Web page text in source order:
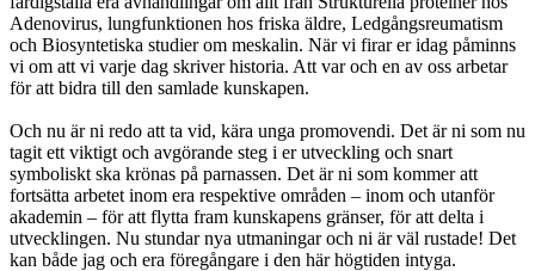
Adenovirus, lungfunktionen hos friska äldre, Ledgångsreumatism
och Biosyntetiska studier om meskalin. När vi firar er idag påminns
vi om att vi varje dag skriver historia. Att var och en av oss arbetar
för att bidra till den samlade kunskapen.
Och nu är ni redo att ta vid, kära unga promovendi. Det är ni som nu
tagit ett viktigt och avgörande steg i er utveckling och snart
symboliskt ska krönas på parnassen. Det är ni som kommer att
fortsätta arbetet inom era respektive områden – inom och utanför
akademin – för att flytta fram kunskapens gränser, för att delta i
utvecklingen. Nu stundar nya utmaningar och ni är väl rustade! Det
kan både jag och era föregångare i den här högtiden intyga.